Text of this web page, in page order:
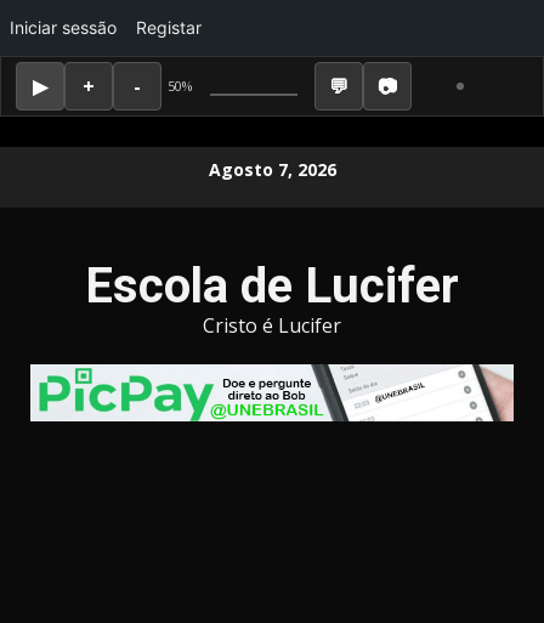
50%
Iniciar sessão Registar
Agosto 7, 2026
Escola de Lucifer
Cristo é Lucifer